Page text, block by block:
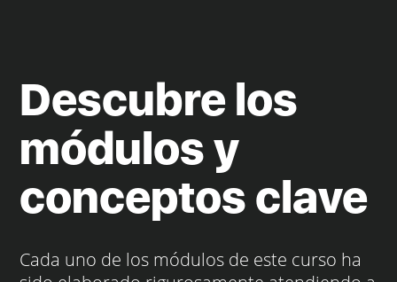
Descubre los
módulos y
conceptos clave
Cada uno de los módulos de este curso ha